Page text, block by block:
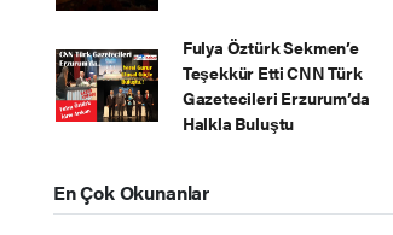
Fulya Öztürk Sekmen’e
Teşekkür Etti CNN Türk
Gazetecileri Erzurum’da
Halkla Buluştu
En Çok Okunanlar